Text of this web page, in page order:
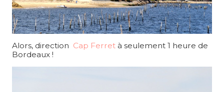
Alors, direction Cap Ferret à seulement 1 heure de
Bordeaux !